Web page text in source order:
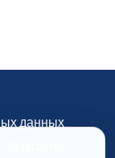
данных